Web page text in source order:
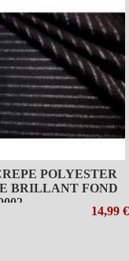
POLYESTER
BRILLANT FOND
14,99 €